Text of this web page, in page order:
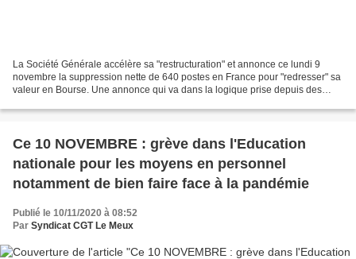
La Société Générale accélère sa "restructuration" et annonce ce lundi 9
novembre la suppression nette de 640 postes en France pour "redresser" sa
valeur en Bourse. Une annonce qui va dans la logique prise depuis des
Ce 10 NOVEMBRE : grève dans l'Education
nationale pour les moyens en personnel
notamment de bien faire face à la pandémie
Publié le 10/11/2020 à 08:52
Par Syndicat CGT Le Meux